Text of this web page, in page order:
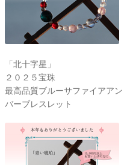
「北十字星」
２０２５宝珠
最高品質ブルーサファイアアン
バーブレスレット